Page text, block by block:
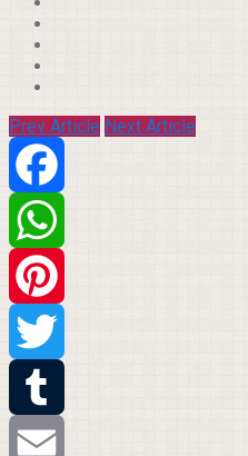
Prev Article Next Article
Facebook
WhatsApp
Pinterest
Twitter
Tumblr